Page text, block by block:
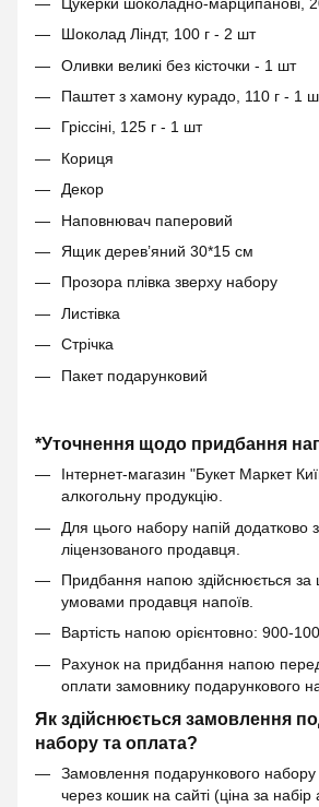
Шоколад Ліндт, 100 г - 2 шт
Оливки великі без кісточки - 1 шт
Паштет з хамону курадо, 110 г - 1
Гріссіні, 125 г - 1 шт
Кориця
Декор
Наповнювач паперовий
Ящик дерев’яний 30*15 см
Прозора плівка зверху набору
Листівка
Стрічка
Пакет подарунковий
*Уточнення щодо придбання
Інтернет-магазин "Букет Маркет
алкогольну продукцію.
Для цього набору напій додатково
ліцензованого продавця.
Придбання напою здійснюється за
умовами продавця напоїв.
Вартість напою орієнтовно: 900-
Рахунок на придбання напою
оплати замовнику подарункового
Як здійснюється замовлення
набору та оплата?
Замовлення подарункового набору
через кошик на сайті (ціна за